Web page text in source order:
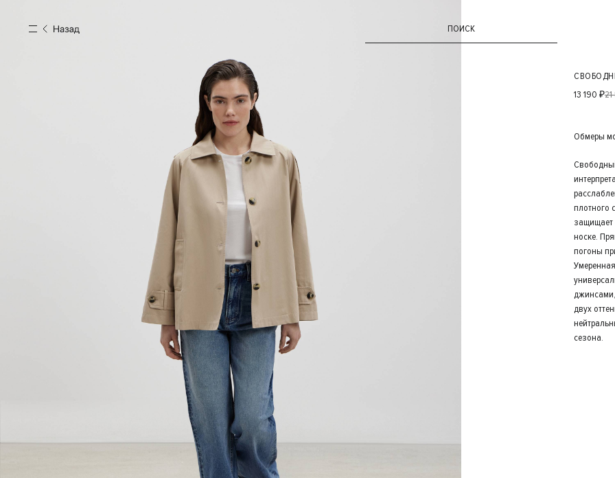
ПОИСК
13 190 ₽
Обмеры
плотного
защищает
носке.
погоны
двух
сезона.